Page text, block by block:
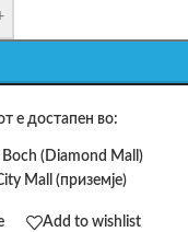
е достапен во:
(Diamond Mall)
Mall (приземје)
Add to wishlist